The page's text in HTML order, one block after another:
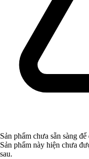
Sản phẩm chưa sẵn sàng để
Sản phẩm này hiện chưa
sau.